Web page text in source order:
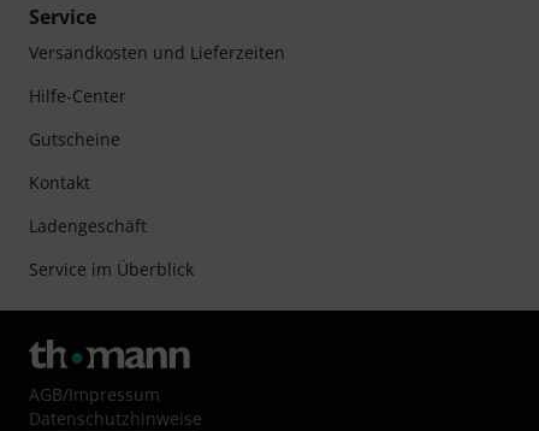
Service
Versandkosten und Lieferzeiten
Hilfe-Center
Gutscheine
Kontakt
Ladengeschäft
Service im Überblick
AGB/Impressum
Datenschutzhinweise